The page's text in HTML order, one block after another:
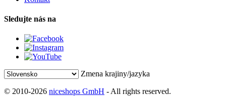
Sledujte nás na
Zmena krajiny/jazyka
© 2010-2026 niceshops GmbH - All rights reserved.